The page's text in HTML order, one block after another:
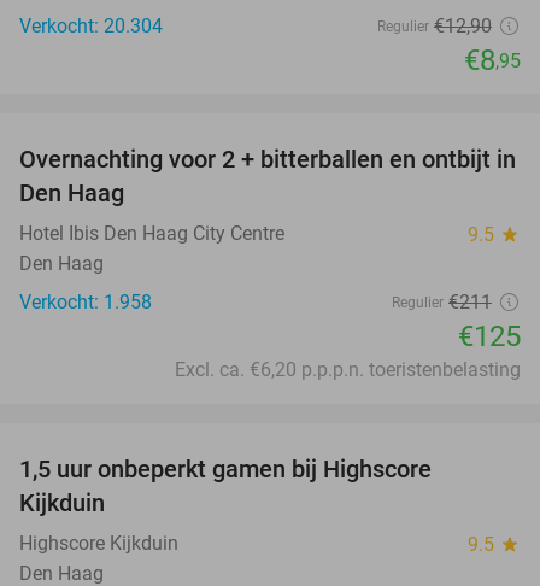
Verkocht: 20.304
Regulier €12,90
€8,95
41%
Overnachting voor 2 + bitterballen en ontbijt in
Den Haag
Hotel Ibis Den Haag City Centre 9.5 star
Den Haag
Verkocht: 1.958
Regulier €211
€125
Excl. ca. €6,20 p.p.p.n. toeristenbelasting
1,5 uur onbeperkt gamen bij Highscore
Kijkduin
Highscore Kijkduin 9.5 star
Den Haag